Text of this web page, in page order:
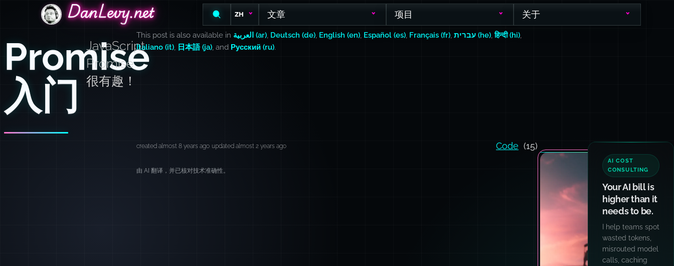
DanLevy.netDanLevy.net
DanLevy.net ZH 文章 项目 关于
Promise
入门
JavaScript
Promise
很有趣！
This post is also available in العربية (ar) Deutsch (de) English (en) Español (es) Français (fr) עברית (he) ,हिन्दी (hi)
Italiano (it)
日本語 (ja) , and Русский (ru).
created almost 8 years ago updated almost 2 years ago Code (15)
由 AI 翻译，并已核对技术准确性。
AI COST
CONSULTING
Your AI bill is
higher than it
needs to be.
I help teams spot
wasted tokens,
misrouted model
calls, caching